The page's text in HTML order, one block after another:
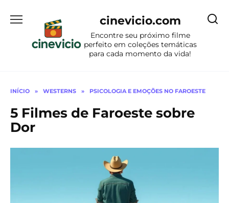
para
conteúdo
cinevicio.com
Encontre seu próximo filme
perfeito em coleções temáticas
para cada momento da vida!
INÍCIO » WESTERNS » PSICOLOGIA E EMOÇÕES NO FAROESTE
5 Filmes de Faroeste sobre
Dor